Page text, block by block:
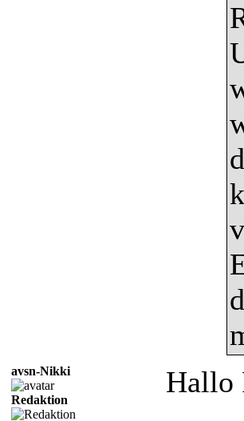
avsn-Nikki
Redaktion
Hallo